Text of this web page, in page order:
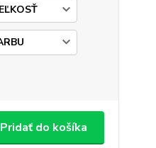
Pridať do košíka